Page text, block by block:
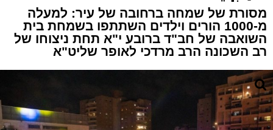
מסורת של שמחה ברחובה של עיר: למעלה
מ-1000 הורים וילדים השתתפו בשמחת בית
השואבה של חב"ד ברובע י"א תחת ניצוחו של
רב השכונה הרב מרדכי לאופר שליט"א